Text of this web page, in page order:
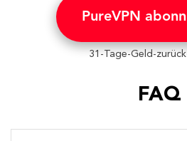
PureVPN
31-Tage-Geld-
FAQ